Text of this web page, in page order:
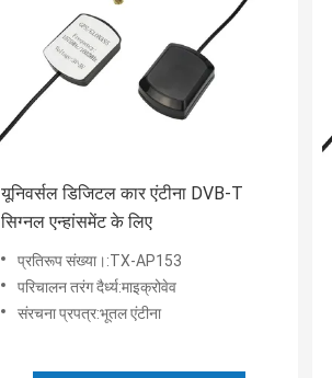
यूनिवर्सल डिजिटल कार एंटीना DVB-T
सिग्नल एन्हांसमेंट के लिए
प्रतिरूप संख्या।:TX-AP153
परिचालन तरंग दैर्ध्य:माइक्रोवेव
संरचना प्रपत्र:भूतल एंटीना